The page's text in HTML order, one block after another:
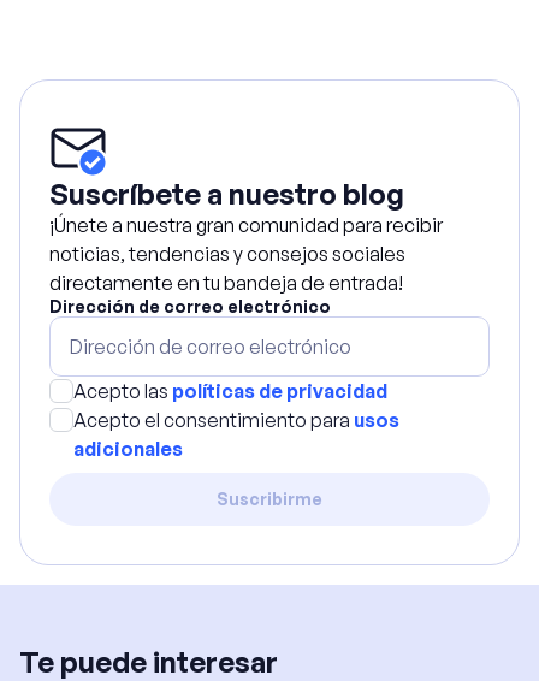
Suscríbete a nuestro blog
¡Únete a nuestra gran comunidad para recibir
noticias, tendencias y consejos sociales
directamente en tu bandeja de entrada!
Dirección de correo electrónico
Acepto las políticas de privacidad
Acepto el consentimiento para usos
adicionales
Suscribirme
Te puede interesar